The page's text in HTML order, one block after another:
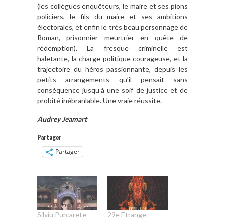
(les collègues enquêteurs, le maire et ses pions
policiers, le fils du maire et ses ambitions
électorales, et enfin le très beau personnage de
Roman, prisonnier meurtrier en quête de
rédemption). La fresque criminelle est
haletante, la charge politique courageuse, et la
trajectoire du héros passionnante, depuis les
petits arrangements qu’il pensait sans
conséquence jusqu’à une soif de justice et de
probité inébranlable. Une vraie réussite.
Audrey Jeamart
Partager
Partager
Silviu Purcarete –
29e Etrange